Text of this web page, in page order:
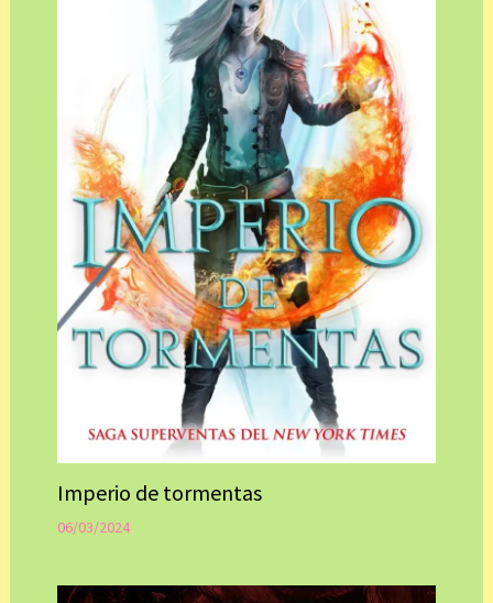
Imperio de tormentas
06/03/2024